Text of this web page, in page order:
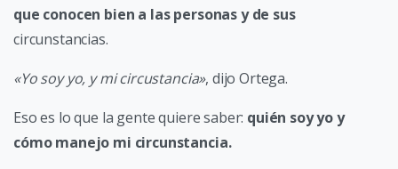
que conocen bien a las personas y de sus
circunstancias.
«Yo soy yo, y mi circustancia», dijo Ortega.
Eso es lo que la gente quiere saber: quién soy yo y
cómo manejo mi circunstancia.